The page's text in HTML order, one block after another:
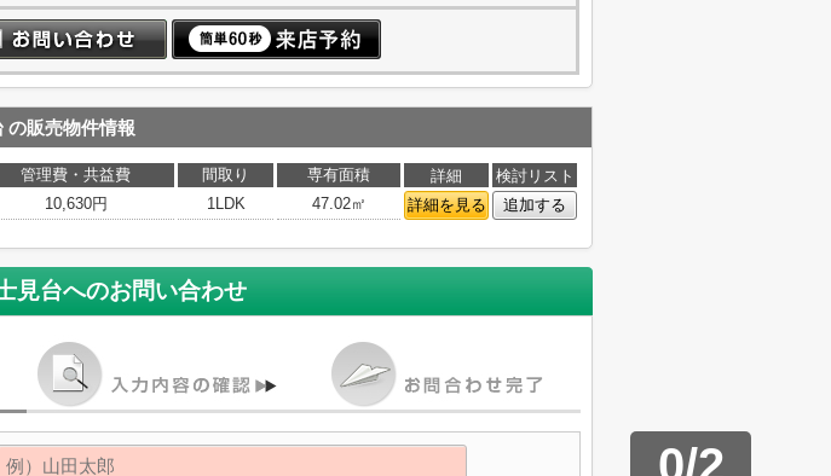
の販売物件情報
管理費・共益費 間取り 専有面積 詳細
検討リスト
10,630円 1LDK 47.02㎡ 詳細を見る 追加する
見台へのお問い合わせ
0/2